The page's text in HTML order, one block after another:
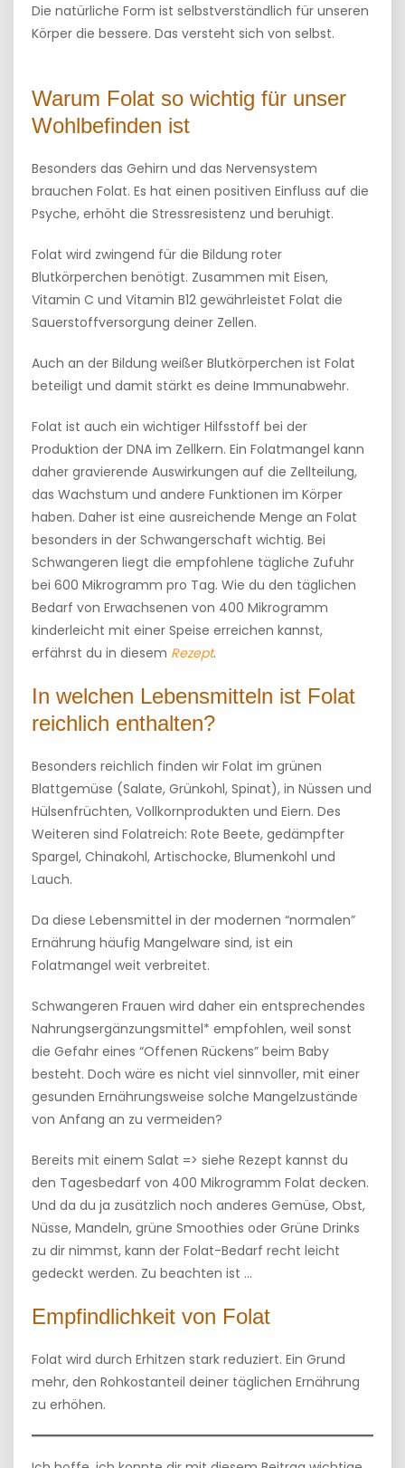
Die natürliche Form ist selbstverständlich für unseren
Körper die bessere. Das versteht sich von selbst.
Warum Folat so wichtig für unser
Wohlbefinden ist
Besonders das Gehirn und das Nervensystem
brauchen Folat. Es hat einen positiven Einfluss auf die
Psyche, erhöht die Stressresistenz und beruhigt.
Folat wird zwingend für die Bildung roter
Blutkörperchen benötigt. Zusammen mit Eisen,
Vitamin C und Vitamin B12 gewährleistet Folat die
Sauerstoffversorgung deiner Zellen.
Auch an der Bildung weißer Blutkörperchen ist Folat
beteiligt und damit stärkt es deine Immunabwehr.
Folat ist auch ein wichtiger Hilfsstoff bei der
Produktion der DNA im Zellkern. Ein Folatmangel kann
daher gravierende Auswirkungen auf die Zellteilung,
das Wachstum und andere Funktionen im Körper
haben. Daher ist eine ausreichende Menge an Folat
besonders in der Schwangerschaft wichtig. Bei
Schwangeren liegt die empfohlene tägliche Zufuhr
bei 600 Mikrogramm pro Tag. Wie du den täglichen
Bedarf von Erwachsenen von 400 Mikrogramm
kinderleicht mit einer Speise erreichen kannst,
erfährst du in diesem Rezept.
In welchen Lebensmitteln ist Folat
reichlich enthalten?
Besonders reichlich finden wir Folat im grünen
Blattgemüse (Salate, Grünkohl, Spinat), in Nüssen und
Hülsenfrüchten, Vollkornprodukten und Eiern. Des
Weiteren sind Folatreich: Rote Beete, gedämpfter
Spargel, Chinakohl, Artischocke, Blumenkohl und
Lauch.
Da diese Lebensmittel in der modernen “normalen”
Ernährung häufig Mangelware sind, ist ein
Folatmangel weit verbreitet.
Schwangeren Frauen wird daher ein entsprechendes
Nahrungsergänzungsmittel* empfohlen, weil sonst
die Gefahr eines “Offenen Rückens” beim Baby
besteht. Doch wäre es nicht viel sinnvoller, mit einer
gesunden Ernährungsweise solche Mangelzustände
von Anfang an zu vermeiden?
Bereits mit einem Salat => siehe Rezept kannst du
den Tagesbedarf von 400 Mikrogramm Folat decken.
Und da du ja zusätzlich noch anderes Gemüse, Obst,
Nüsse, Mandeln, grüne Smoothies oder Grüne Drinks
zu dir nimmst, kann der Folat-Bedarf recht leicht
gedeckt werden. Zu beachten ist …
Empfindlichkeit von Folat
Folat wird durch Erhitzen stark reduziert. Ein Grund
mehr, den Rohkostanteil deiner täglichen Ernährung
zu erhöhen.